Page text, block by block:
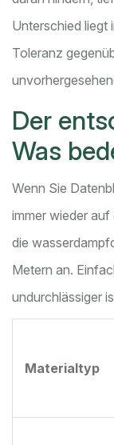
Unterschied liegt
Toleranz
Der
Was
Wenn Sie
immer wieder auf
die
Metern an.
undurchlässiger
Materialtyp